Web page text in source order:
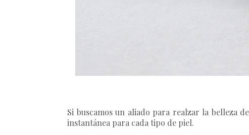
Si buscamos un aliado para realzar la belleza
instantánea para cada tipo de piel.